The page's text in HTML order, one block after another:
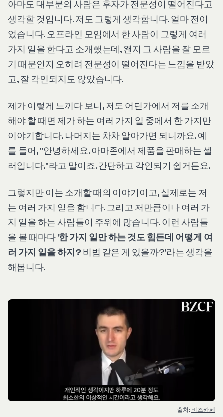
아마도 대부분의 사람은 후자가 전문성이 떨어진다고
생각할 것입니다. 저도 그렇게 생각합니다. 얼마 전이
었습니다. 오프라인 모임에서 한 사람이 그렇게 여러
가지 일을 한다고 소개했는데, 왠지 그 사람을 잘 모르
기 때문인지 오히려 전문성이 떨어진다는 느낌을 받았
고, 잘 각인되지도 않았습니다.
제가 이렇게 느끼다 보니, 저도 어딘가에서 저를 소개
해야 할 때면 제가 하는 여러 가지 일 중에서 한 가지만
이야기합니다. 나머지는 차차 알아가면 되니까요. 예
를 들어, "안녕하세요. 아마존에서 제품을 판매하는 셀
러입니다."라고 말이죠. 간단하고 각인되기 쉽거든요.
그렇지만 이는 소개할 때의 이야기이고, 실제로는 저
는 여러 가지 일을 합니다. 그리고 저만큼이나 여러 가
지 일을 하는 사람들이 주위에 많습니다. 이런 사람들
을 볼 때마다 '한 가지 일만 하는 것도 힘든데 어떻게 여
러 가지 일을 하지?비법 같은 게 있을까?'라는 생각을
해봅니다.
출처: 비즈카페